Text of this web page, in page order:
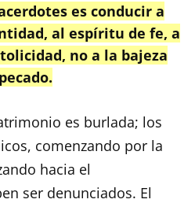
es conducir a
al espíritu de fe, a
no a la bajeza
es burlada; los
comenzando por la
hacia el
ser denunciados. El